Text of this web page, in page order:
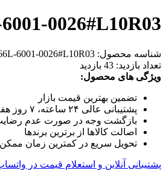
0026#L10R03
شناسه محصول: 6001-0026#L10R03
تعداد بازدید: 43 بازدید
ویژگی های محصول:
تضمین بهترین قیمت بازار
پشتیبانی عالی ۲۴ ساعته، ۷ روز هفته
بازگشت وجه در صورت عدم
اصالت کالاها از برترین برندها
تحویل سریع در کمترین زمان ممکن
پشتیبانی آنلاین و استعلام قیمت در